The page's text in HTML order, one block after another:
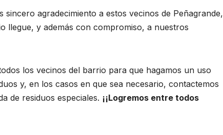
agradecimiento a estos vecinos de Peñagrande,
llegue, y además con compromiso, a nuestros
los vecinos del barrio para que hagamos un uso
y, en los casos en que sea necesario, contactemos
de residuos especiales. ¡¡Logremos entre todos